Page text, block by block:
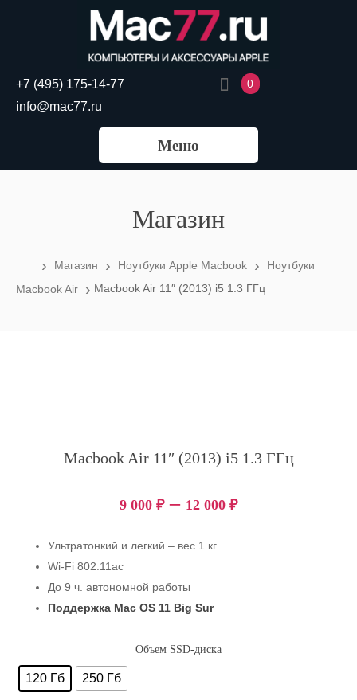
+7 (495) 175-14-77
info@mac77.ru
0
Меню
Магазин
› Магазин › Ноутбуки Apple Macbook ›
Ноутбуки
Macbook Air
› Macbook Air 11″ (2013) i5 1.3 ГГц
Macbook Air 11″ (2013) i5 1.3 ГГц
9 000 ₽– 12 000 ₽
Ультратонкий и легкий – вес 1 кг
Wi-Fi 802.11ac
До 9 ч. автономной работы
Поддержка Mac OS 11 Big Sur
Объем SSD-диска
120 Гб 250 Гб